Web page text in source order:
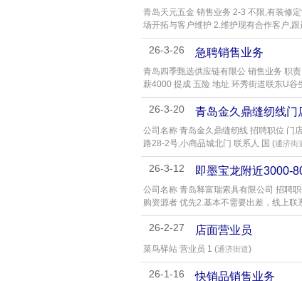
青岛天元五金 销售业务 2-3 不限,有装修
场开拓与客户维护 2.维护现有合作客户,跟
26-3-26 急聘销售业务
青岛四季甄选供应链有限公 销售业务 职
薪4000 提成 五险 地址 环秀街道联东U谷
26-3-20 青岛金久鼎缝纫线门
公司名称 青岛金久鼎缝纫线 招聘职位 门
路28-2号,小商品城北门 联系人 国 (通济街
26-3-12 即墨宝龙附近3000-
公司名称 青岛释富瑞索具有限公司 招聘
购资源者 优先2.基本不需要出差，线上联
26-2-27 店面营业员
菜鸟驿站 营业员 1 (通济街道)
26-1-16 快销品销售业务